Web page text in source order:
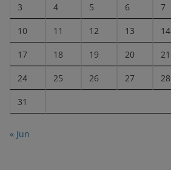
3 4 5 6 7
10 11 12 13 14
17 18 19 20 21
24 25 26 27 28
31
« Jun